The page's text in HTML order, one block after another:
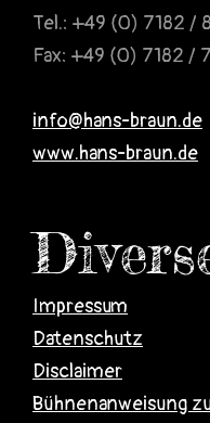
Tel.: +49 (0) 7182 /
Fax: +49 (0) 7182 /
info@hans-braun.de
www.hans-braun.de
Impressum
Datenschutz
Disclaimer
Bühnenanweisung